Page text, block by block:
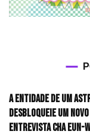
A entidade de um
desbloqueie um
Entrevista CHA EUN-